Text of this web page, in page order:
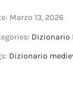
Marzo 13, 2026
Dizionario
Dizionario